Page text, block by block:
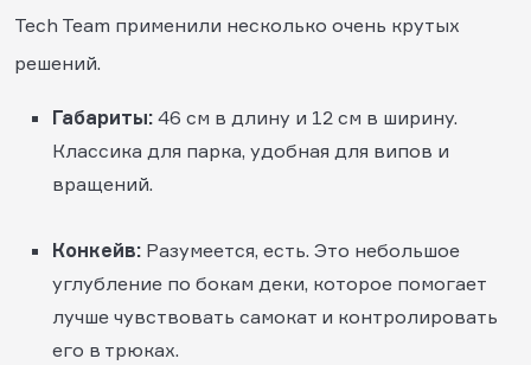
Tech Team применили несколько очень крутых
решений.
Габариты: 46 см в длину и 12 см в ширину.
Классика для парка, удобная для випов и
вращений.
Конкейв: Разумеется, есть. Это небольшое
углубление по бокам деки, которое помогает
лучше чувствовать самокат и контролировать
его в трюках.